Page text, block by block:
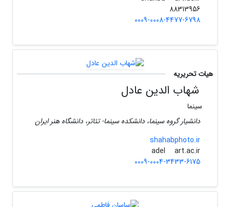
0009-0008-4477-6798
هیات تحریریه
شهاب الدین عادل
سینما
دانشیار گروه سینما، دانشکده سینما- تئاتر، دانشگاه هنر ایران
shahabphoto.ir
adel
art.ac.ir
0009-0004-3433-6175